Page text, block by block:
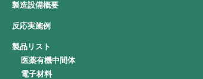
製造設備概要
反応実施例
製品リスト
医薬有機中間体
電子材料